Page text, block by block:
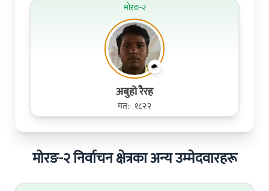
मोरङ-२
अबुहो रैरह
मत:- १८२२
मोरङ-२ निर्वाचन क्षेत्रका अन्य उम्मेदवारहरू